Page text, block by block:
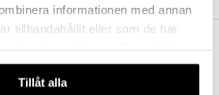
informationen med annan
tillhandahållit eller som de har
användande av vår webbplats.
Tillåt alla
huolimatta siitä ostatko yksittäisen
tilauksellesi joka ylittää 50 €.